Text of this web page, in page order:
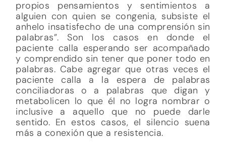
propios pensamientos y sentimientos a
alguien con quien se congenia, subsiste el
anhelo insatisfecho de una comprensión sin
palabras”. Son los casos en donde el
paciente calla esperando ser acompañado
y comprendido sin tener que poner todo en
palabras. Cabe agregar que otras veces el
paciente calla a la espera de palabras
conciliadoras o a palabras que digan y
metabolicen lo que él no logra nombrar o
inclusive a aquello que no puede darle
sentido. En estos casos, el silencio suena
más a conexión que a resistencia.